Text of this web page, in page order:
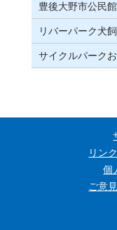
豊後大野市公民館
リバーパーク犬飼
サイクルパーク
リン
個
ご意